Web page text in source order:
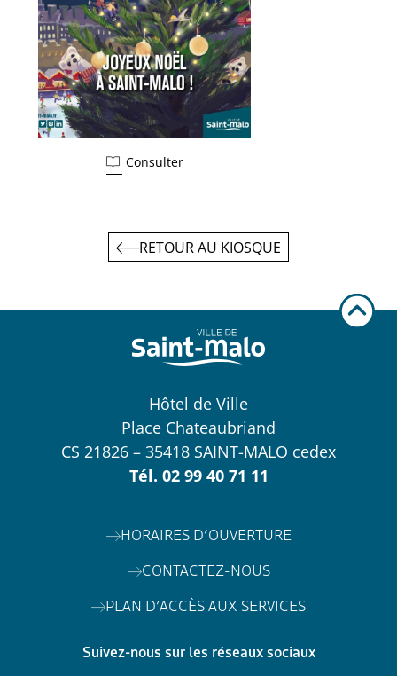
Consulter
RETOUR AU KIOSQUE
Hôtel de Ville
Place Chateaubriand
CS 21826 – 35418 SAINT-MALO cedex
Tél. 02 99 40 71 11
HORAIRES D’OUVERTURE
CONTACTEZ-NOUS
PLAN D’ACCÈS AUX SERVICES
Suivez-nous sur les réseaux sociaux